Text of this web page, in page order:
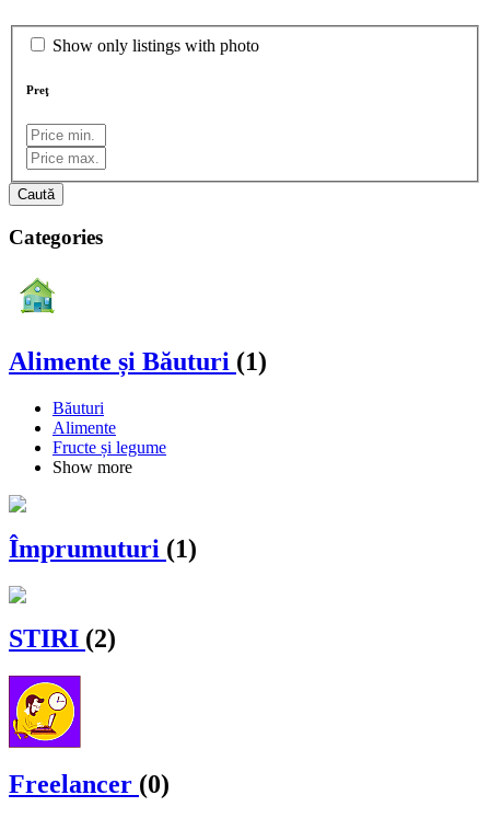
Show only listings with photo
Preţ
Caută
Categories
Alimente și Băuturi (1)
Băuturi
Alimente
Fructe și legume
Show more
Împrumuturi (1)
STIRI (2)
Freelancer (0)